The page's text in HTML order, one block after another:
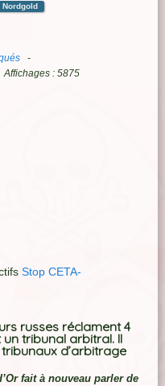
Nordgold
Affichages : 5875
Stop CETA-
russes réclament 4
tribunal arbitral. Il
d’arbitrage
fait à nouveau parler de